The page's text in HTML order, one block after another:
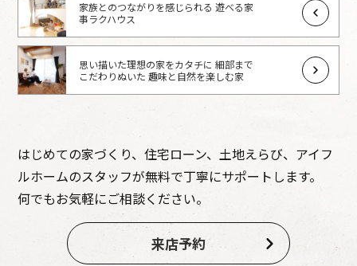
家族とのつながりを感じられる 遊べる家
事ラクハウス
思い描いた理想の家をカタチに 細部まで
こだわりぬいた 趣味と自然を楽しむ家
はじめての家づくり、住宅ローン、土地えらび、アイフ
ルホームのスタッフが無料で丁寧にサポートします。
何でもお気軽にご相談ください。
来店予約